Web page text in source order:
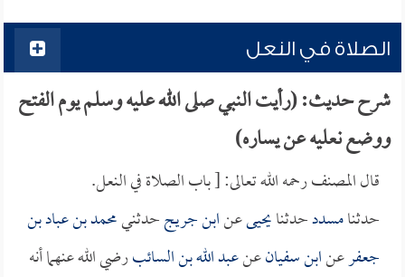
الصلاة في النعل
شرح حديث: (رأيت النبي صلى الله عليه وسلم يوم الفتح
ووضع نعليه عن يساره)
قال المصنف رحمه الله تعالى: [ باب الصلاة في النعل.
حدثنامسددحدثنايحيىعنابن جريجحدثنيمحمد بن عباد بن
جعفرعنابن سفيانعنعبد الله بن السائبرضي الله عنهما أنه